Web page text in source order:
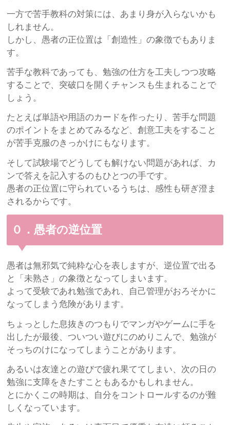
一方で苦手教科の対策には、あまり身が入らないかも
しれません。
しかし、愚者の正位置は「創造性」の象徴でもありま
す。
苦手な教科であっても、勉強の仕方を工夫しつつ攻略
することで、突破口を開くチャンスも生まれることで
しょう。
たとえば単語や用語のカードを作ったり、苦手な問題
のポイントをまとめてみるなど、創意工夫をすること
が苦手克服のきっかけにもなります。
そして試験場でどうしても解けない問題があれば、カ
ンで答えを記入するのもひとつの手です。
愚者の正位置に守られているうちは、感性も研ぎ澄ま
されるからです。
０．愚者の逆位置
愚者は無邪気で純粋な心を表しますが、逆位置で出る
と「未熟さ」の象徴となってしまいます。
よって受験であれ勉強であれ、自己管理がおろそかに
なってしまう危険があります。
ちょっとした息抜きのつもりでマンガやゲームに手を
出したが最後、ついつい遊びにのめりこんで、勉強が
そっちのけになってしまうことがあります。
あるいは友達との遊びで疲れ果ててしまい、次の日の
勉強に支障をきたすこともあるかもしれません。
とにかくこの時期は、自分をコントロールするのが難
しくなっています。